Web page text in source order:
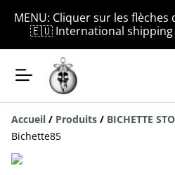
MENU: Cliquer sur les
🇪🇺 International shipping
Accueil / Produits / BICHETTE
Bichette85